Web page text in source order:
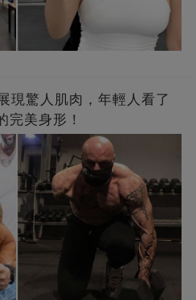
現驚人肌肉，年輕人看了
完美身形！